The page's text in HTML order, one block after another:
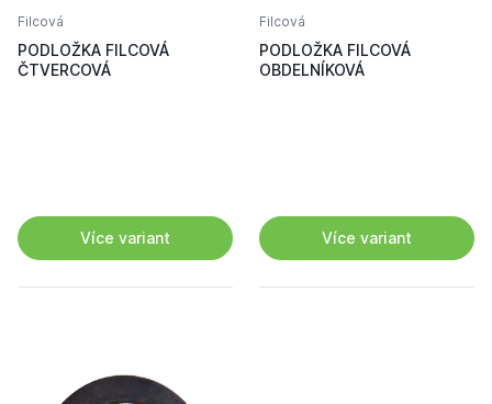
Filcová
PODLOŽKA FILCOVÁ
ČTVERCOVÁ
Více variant
Filcová
PODLOŽKA FILCOVÁ
OBDELNÍKOVÁ
Více variant